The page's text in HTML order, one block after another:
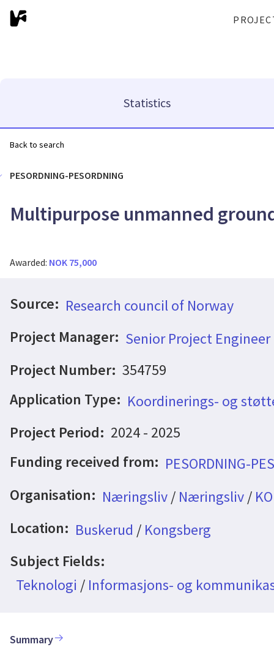
Statistics
Back to search
PESORDNING-PESORDNING
Multipurpose unmanned
Awarded: NOK 75,000
Source: Research council of Norway
Project Manager: Senior Project
Project Number: 354759
Application Type: Koordinerings- og
Project Period: 2024 - 2025
Funding received from: PESORDNING-
Organisation: Næringsliv/ Næringsliv/
Location: Buskerud / Kongsberg
Subject Fields:
Teknologi / Informasjons- og
Summary